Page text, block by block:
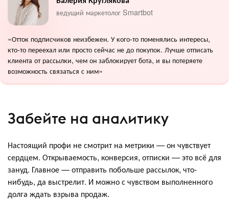
ведущий маркетолог Smartbot
«Отток подписчиков неизбежен. У кого-то поменялись интересы,
кто-то переехал или просто сейчас не до покупок. Лучше отписать
клиента от рассылки, чем он заблокирует бота, и вы потеряете
возможность связаться с ним»
Забейте на аналитику
Настоящий профи не смотрит на метрики — он чувствует
сердцем. Открываемость, конверсия, отписки — это всё для
зануд. Главное — отправить побольше рассылок, что-
нибудь, да выстрелит. И можно с чувством выполненного
долга ждать взрыва продаж.